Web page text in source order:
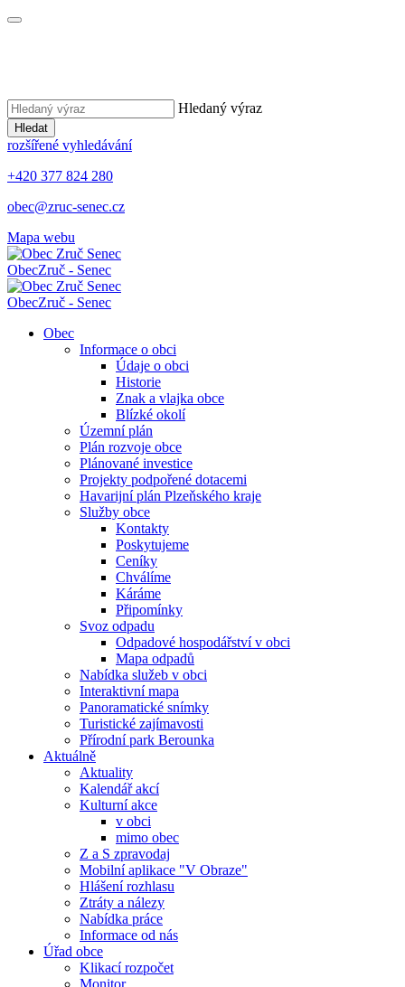
Hledaný výraz
Hledat
rozšířené vyhledávání
+420 377 824 280
obec@zruc-senec.cz
Mapa webu
ObecZruč - Senec
ObecZruč - Senec
Obec
Informace o obci
Údaje o obci
Historie
Znak a vlajka obce
Blízké okolí
Územní plán
Plán rozvoje obce
Plánované investice
Projekty podpořené dotacemi
Havarijní plán Plzeňského kraje
Služby obce
Kontakty
Poskytujeme
Ceníky
Chválíme
Káráme
Připomínky
Svoz odpadu
Odpadové hospodářství v obci
Mapa odpadů
Nabídka služeb v obci
Interaktivní mapa
Panoramatické snímky
Turistické zajímavosti
Přírodní park Berounka
Aktuálně
Aktuality
Kalendář akcí
Kulturní akce
v obci
mimo obec
Z a S zpravodaj
Mobilní aplikace "V Obraze"
Hlášení rozhlasu
Ztráty a nálezy
Nabídka práce
Informace od nás
Úřad obce
Klikací rozpočet
Monitor